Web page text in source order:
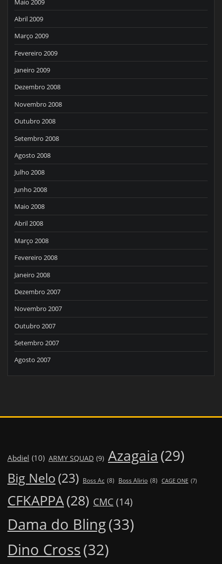
Maio 2009
Abril 2009
Março 2009
Fevereiro 2009
Janeiro 2009
Dezembro 2008
Novembro 2008
Outubro 2008
Setembro 2008
Agosto 2008
Julho 2008
Junho 2008
Maio 2008
Abril 2008
Março 2008
Fevereiro 2008
Janeiro 2008
Dezembro 2007
Novembro 2007
Outubro 2007
Setembro 2007
Agosto 2007
Abdiel (10) ARMY SQUAD (9) Azagaia (29)
Big Nelo (23) Boss Ac (8) Boss Alirio (8) CAGE ONE (7)
CFKAPPA(28) CMC (14)
Dama do Bling(33)
Dino Cross(32)